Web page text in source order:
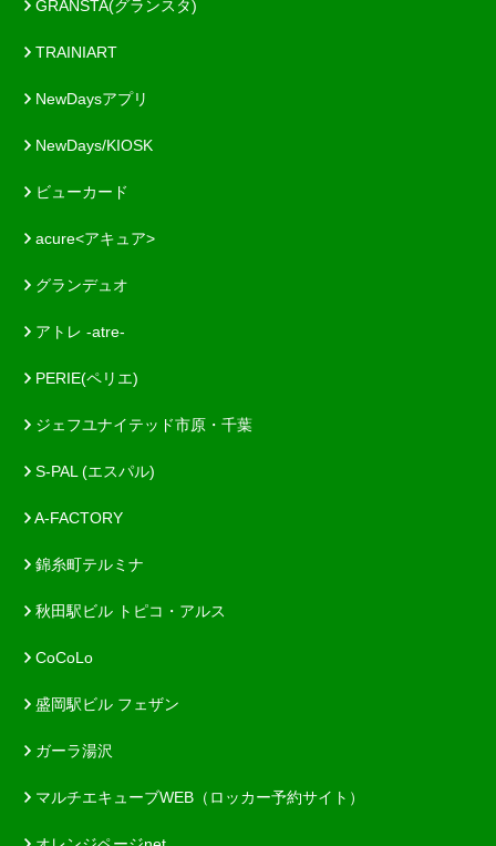
GRANSTA(グランスタ)
TRAINIART
NewDaysアプリ
NewDays/KIOSK
ビューカード
acure<アキュア>
グランデュオ
アトレ -atre-
PERIE(ペリエ)
ジェフユナイテッド市原・千葉
S-PAL (エスパル)
A-FACTORY
錦糸町テルミナ
秋田駅ビル トピコ・アルス
CoCoLo
盛岡駅ビル フェザン
ガーラ湯沢
マルチエキューブWEB（ロッカー予約サイト）